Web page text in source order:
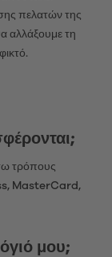
πελατών της
αλλάξουμε τη
τρόπους
MasterCard,
μου;